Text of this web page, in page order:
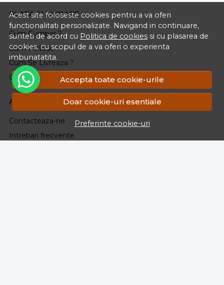
Acest site foloseste cookies pentru a va oferi
functionalitati personalizate. Navigand in continuare,
sunteti de acord cu Politica de cookies si cu plasarea de
cookies, cu scopul de a va oferi o experienta
imbunatatita.
Accepta toate cookie-urile
Doar cookie-uri esentiale
Preferinte cookie-uri
PLATA SI LIVRARE
Cum Cumpar ?
Cum Platesc ?
Cum Se Livreaza ?
Cosul meu
ASISTENTA
Contacteaza-ne
Intrebari frecvente